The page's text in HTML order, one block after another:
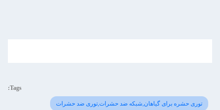
Tags:
توری حشره برای گیاهان,شبکه ضد حشرات,توری ضد حشرات